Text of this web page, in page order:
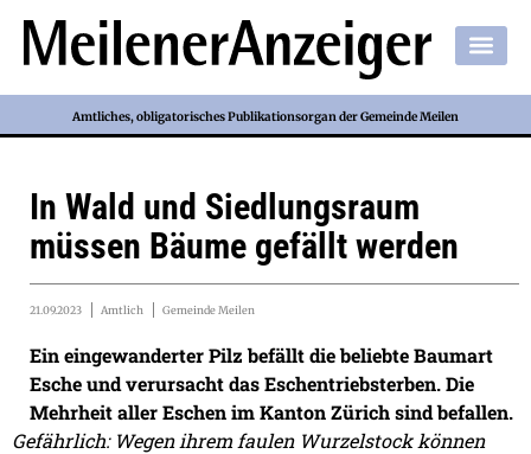
Amtliches, obligatorisches Publikationsorgan der Gemeinde Meilen
In Wald und Siedlungsraum
müssen Bäume gefällt werden
21.09.2023 Amtlich Gemeinde Meilen
Ein eingewanderter Pilz befällt die beliebte Baumart
Esche und verursacht das Eschentriebsterben. Die
Mehrheit aller Eschen im Kanton Zürich sind befallen.
Gefährlich: Wegen ihrem faulen Wurzelstock können